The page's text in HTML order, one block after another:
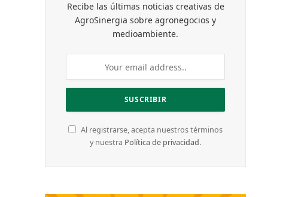
Recibe las últimas noticias creativas de
AgroSinergia sobre agronegocios y
medioambiente.
Al registrarse, acepta nuestros términos
y nuestra Política de privacidad.